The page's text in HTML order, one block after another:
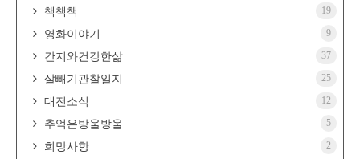
책책책 19
영화이야기 9
간지와건강한삶 37
살빼기관찰일지 25
대전소식 12
추억은방울방울 5
희망사항 2